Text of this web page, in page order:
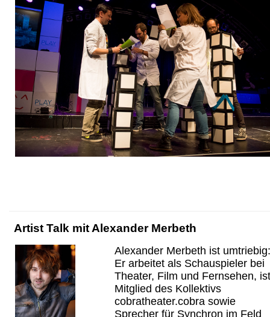
Artist Talk mit Alexander Merbeth
Alexander Merbeth ist umtriebig:
Er arbeitet als Schauspieler bei
Theater, Film und Fernsehen, ist
Mitglied des Kollektivs
cobratheater.cobra sowie
Sprecher für Synchron im Feld